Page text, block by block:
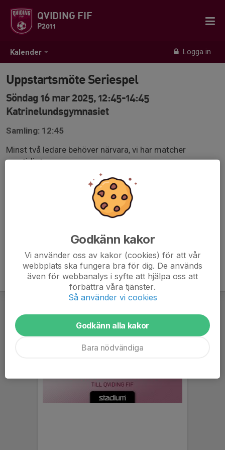
Kalender Logga in
QVIDING FIF
P2011
Uppstartsmöte Seriespel
Söndag 16 mar 2025, 12:45-14:45
Katrinelundsgymnasiet
Samling: 12:45
Minst två ledare behöver närvara, vi har matcher
samtidigt.
Godkänn kakor
Vi använder oss av kakor (cookies) för att vår
webbplats ska fungera bra för dig. De används
även för webbanalys i syfte att hjälpa oss att
förbättra våra tjänster.
Så använder vi cookies
Godkänn alla kakor
Bara nödvändiga